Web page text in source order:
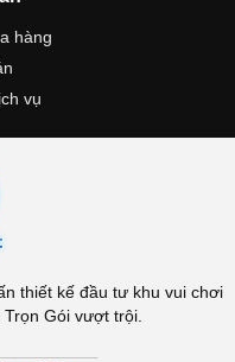
hàng
vụ
thiết kế đầu tư khu vui chơi
Gói vượt trội.